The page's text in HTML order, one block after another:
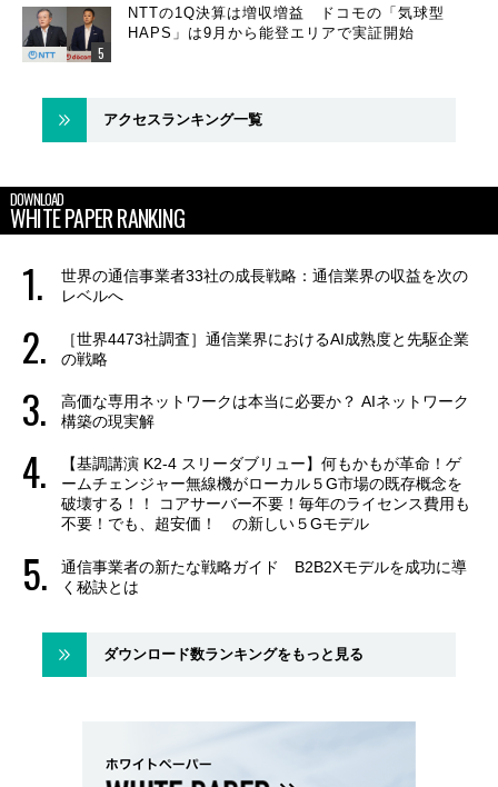
NTTの1Q決算は増収増益 ドコモの「気球型
HAPS」は9月から能登エリアで実証開始
アクセスランキング一覧
DOWNLOAD
WHITE PAPER RANKING
世界の通信事業者33社の成長戦略：通信業界の収益を次の
レベルへ
［世界4473社調査］通信業界におけるAI成熟度と先駆企業
の戦略
高価な専用ネットワークは本当に必要か？ AIネットワーク
構築の現実解
【基調講演 K2-4 スリーダブリュー】何もかもが革命！ゲ
ームチェンジャー無線機がローカル５G市場の既存概念を
破壊する！！ コアサーバー不要！毎年のライセンス費用も
不要！でも、超安価！ の新しい５Gモデル
通信事業者の新たな戦略ガイド B2B2Xモデルを成功に導
く秘訣とは
ダウンロード数ランキングをもっと見る